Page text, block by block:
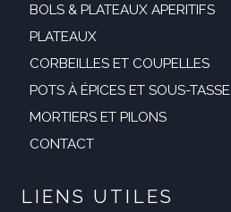
BOLS & PLATEAUX APERITIFS
PLATEAUX
CORBEILLES ET COUPELLES
POTS À ÉPICES ET SOUS-TASSE
MORTIERS ET PILONS
CONTACT
LIENS UTILES